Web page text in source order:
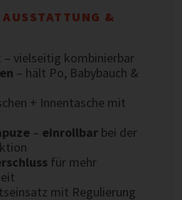
&
vielseitig kombinierbar
– hält Po, Babybauch &
+ Innentasche mit
– einrollbar bei der
für mehr
mit Regulierung